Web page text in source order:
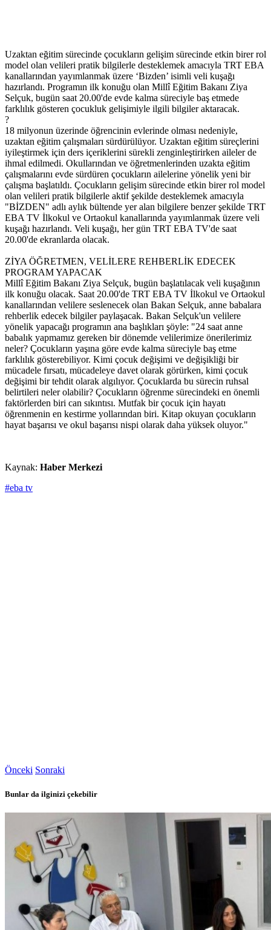
Uzaktan eğitim sürecinde çocukların gelişim sürecinde etkin birer rol
model olan velileri pratik bilgilerle desteklemek amacıyla TRT EBA
kanallarından yayımlanmak üzere ‘Bizden’ isimli veli kuşağı
hazırlandı. Programın ilk konuğu olan Millî Eğitim Bakanı Ziya
Selçuk, bugün saat 20.00'de evde kalma süreciyle baş etmede
farklılık gösteren çocukluk gelişimiyle ilgili bilgiler aktaracak.
?
18 milyonun üzerinde öğrencinin evlerinde olması nedeniyle,
uzaktan eğitim çalışmaları sürdürülüyor. Uzaktan eğitim süreçlerini
iyileştirmek için ders içeriklerini sürekli zenginleştirirken aileler de
ihmal edilmedi. Okullarından ve öğretmenlerinden uzakta eğitim
çalışmalarını evde sürdüren çocukların ailelerine yönelik yeni bir
çalışma başlatıldı. Çocukların gelişim sürecinde etkin birer rol model
olan velileri pratik bilgilerle aktif şekilde desteklemek amacıyla
"BİZDEN" adlı aylık bültende yer alan bilgilere benzer şekilde TRT
EBA TV İlkokul ve Ortaokul kanallarında yayımlanmak üzere veli
kuşağı hazırlandı. Veli kuşağı, her gün TRT EBA TV'de saat
20.00'de ekranlarda olacak.
ZİYA ÖĞRETMEN, VELİLERE REHBERLİK EDECEK
PROGRAM YAPACAK
Millî Eğitim Bakanı Ziya Selçuk, bugün başlatılacak veli kuşağının
ilk konuğu olacak. Saat 20.00'de TRT EBA TV İlkokul ve Ortaokul
kanallarından velilere seslenecek olan Bakan Selçuk, anne babalara
rehberlik edecek bilgiler paylaşacak. Bakan Selçuk'un velilere
yönelik yapacağı programın ana başlıkları şöyle: "24 saat anne
babalık yapmamız gereken bir dönemde velilerimize önerilerimiz
neler? Çocukların yaşına göre evde kalma süreciyle baş etme
farklılık gösterebiliyor. Kimi çocuk değişimi ve değişikliği bir
mücadele fırsatı, mücadeleye davet olarak görürken, kimi çocuk
değişimi bir tehdit olarak algılıyor. Çocuklarda bu sürecin ruhsal
belirtileri neler olabilir? Çocukların öğrenme sürecindeki en önemli
faktörlerden biri can sıkıntısı. Mutfak bir çocuk için hayatı
öğrenmenin en kestirme yollarından biri. Kitap okuyan çocukların
hayat başarısı ve okul başarısı nispi olarak daha yüksek oluyor."
Kaynak: Haber Merkezi
#eba tv
Önceki Sonraki
Bunlar da ilginizi çekebilir